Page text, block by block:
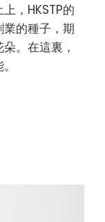
，HKSTP的
的種子，期
。在這裏，